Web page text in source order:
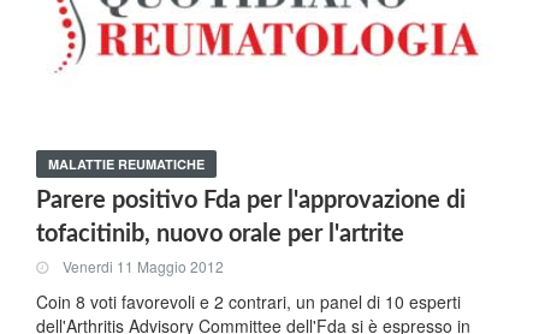
MALATTIE REUMATICHE
Parere positivo Fda per l'approvazione di
tofacitinib, nuovo orale per l'artrite
Venerdi 11 Maggio 2012
Coin 8 voti favorevoli e 2 contrari, un panel di 10 esperti
dell'Arthritis Advisory Committee dell'Fda si è espresso in